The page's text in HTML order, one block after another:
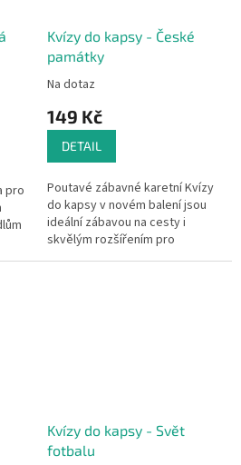
pro
Kvízy do kapsy - České
památky
Na dotaz
149 Kč
DETAIL
Poutavé zábavné karetní Kvízy
do kapsy v novém balení jsou
ideální zábavou na cesty i
skvělým rozšířením pro
deskovou hru Česko - Otázky a
Kvízy do kapsy - Svět
fotbalu